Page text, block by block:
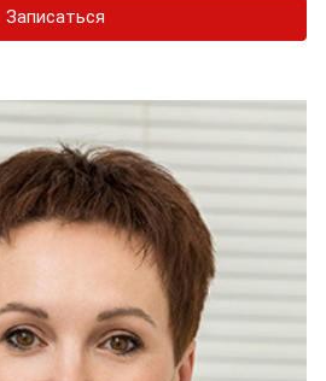
Записаться